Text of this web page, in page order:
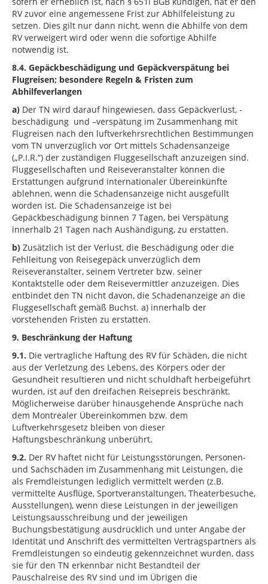
RV zuvor eine angemessene Frist zur Abhilfeleistung zu
setzen. Dies gilt nur dann nicht, wenn die Abhilfe von dem
RV verweigert wird oder wenn die sofortige Abhilfe
notwendig ist.
8.4. Gepäckbeschädigung und Gepäckverspätung bei
Flugreisen; besondere Regeln & Fristen zum
Abhilfeverlangen
a) Der TN wird darauf hingewiesen, dass Gepäckverlust, -
beschädigung und –verspätung im Zusammenhang mit
Flugreisen nach den luftverkehrsrechtlichen Bestimmungen
vom TN unverzüglich vor Ort mittels Schadensanzeige
(„P.I.R.“) der zuständigen Fluggesellschaft anzuzeigen sind.
Fluggesellschaften und Reiseveranstalter können die
Erstattungen aufgrund internationaler Übereinkünfte
ablehnen, wenn die Schadensanzeige nicht ausgefüllt
worden ist. Die Schadensanzeige ist bei
Gepäckbeschädigung binnen 7 Tagen, bei Verspätung
innerhalb 21 Tagen nach Aushändigung, zu erstatten.
b) Zusätzlich ist der Verlust, die Beschädigung oder die
Fehlleitung von Reisegepäck unverzüglich dem
Reiseveranstalter, seinem Vertreter bzw. seiner
Kontaktstelle oder dem Reisevermittler anzuzeigen. Dies
entbindet den TN nicht davon, die Schadenanzeige an die
Fluggesellschaft gemäß Buchst. a) innerhalb der
vorstehenden Fristen zu erstatten.
9. Beschränkung der Haftung
9.1. Die vertragliche Haftung des RV für Schäden, die nicht
aus der Verletzung des Lebens, des Körpers oder der
Gesundheit resultieren und nicht schuldhaft herbeigeführt
wurden, ist auf den dreifachen Reisepreis beschränkt.
Möglicherweise darüber hinausgehende Ansprüche nach
dem Montrealer Übereinkommen bzw. dem
Luftverkehrsgesetz bleiben von dieser
Haftungsbeschränkung unberührt.
9.2. Der RV haftet nicht für Leistungsstörungen, Personen-
und Sachschäden im Zusammenhang mit Leistungen, die
als Fremdleistungen lediglich vermittelt werden (z.B.
vermittelte Ausflüge, Sportveranstaltungen, Theaterbesuche,
Ausstellungen), wenn diese Leistungen in der jeweiligen
Leistungsausschreibung und der jeweiligen
Buchungsbestätigung ausdrücklich und unter Angabe der
Identität und Anschrift des vermittelten Vertragspartners als
Fremdleistungen so eindeutig gekennzeichnet wurden, dass
sie für den TN erkennbar nicht Bestandteil der
Pauschalreise des RV sind und im Übrigen die